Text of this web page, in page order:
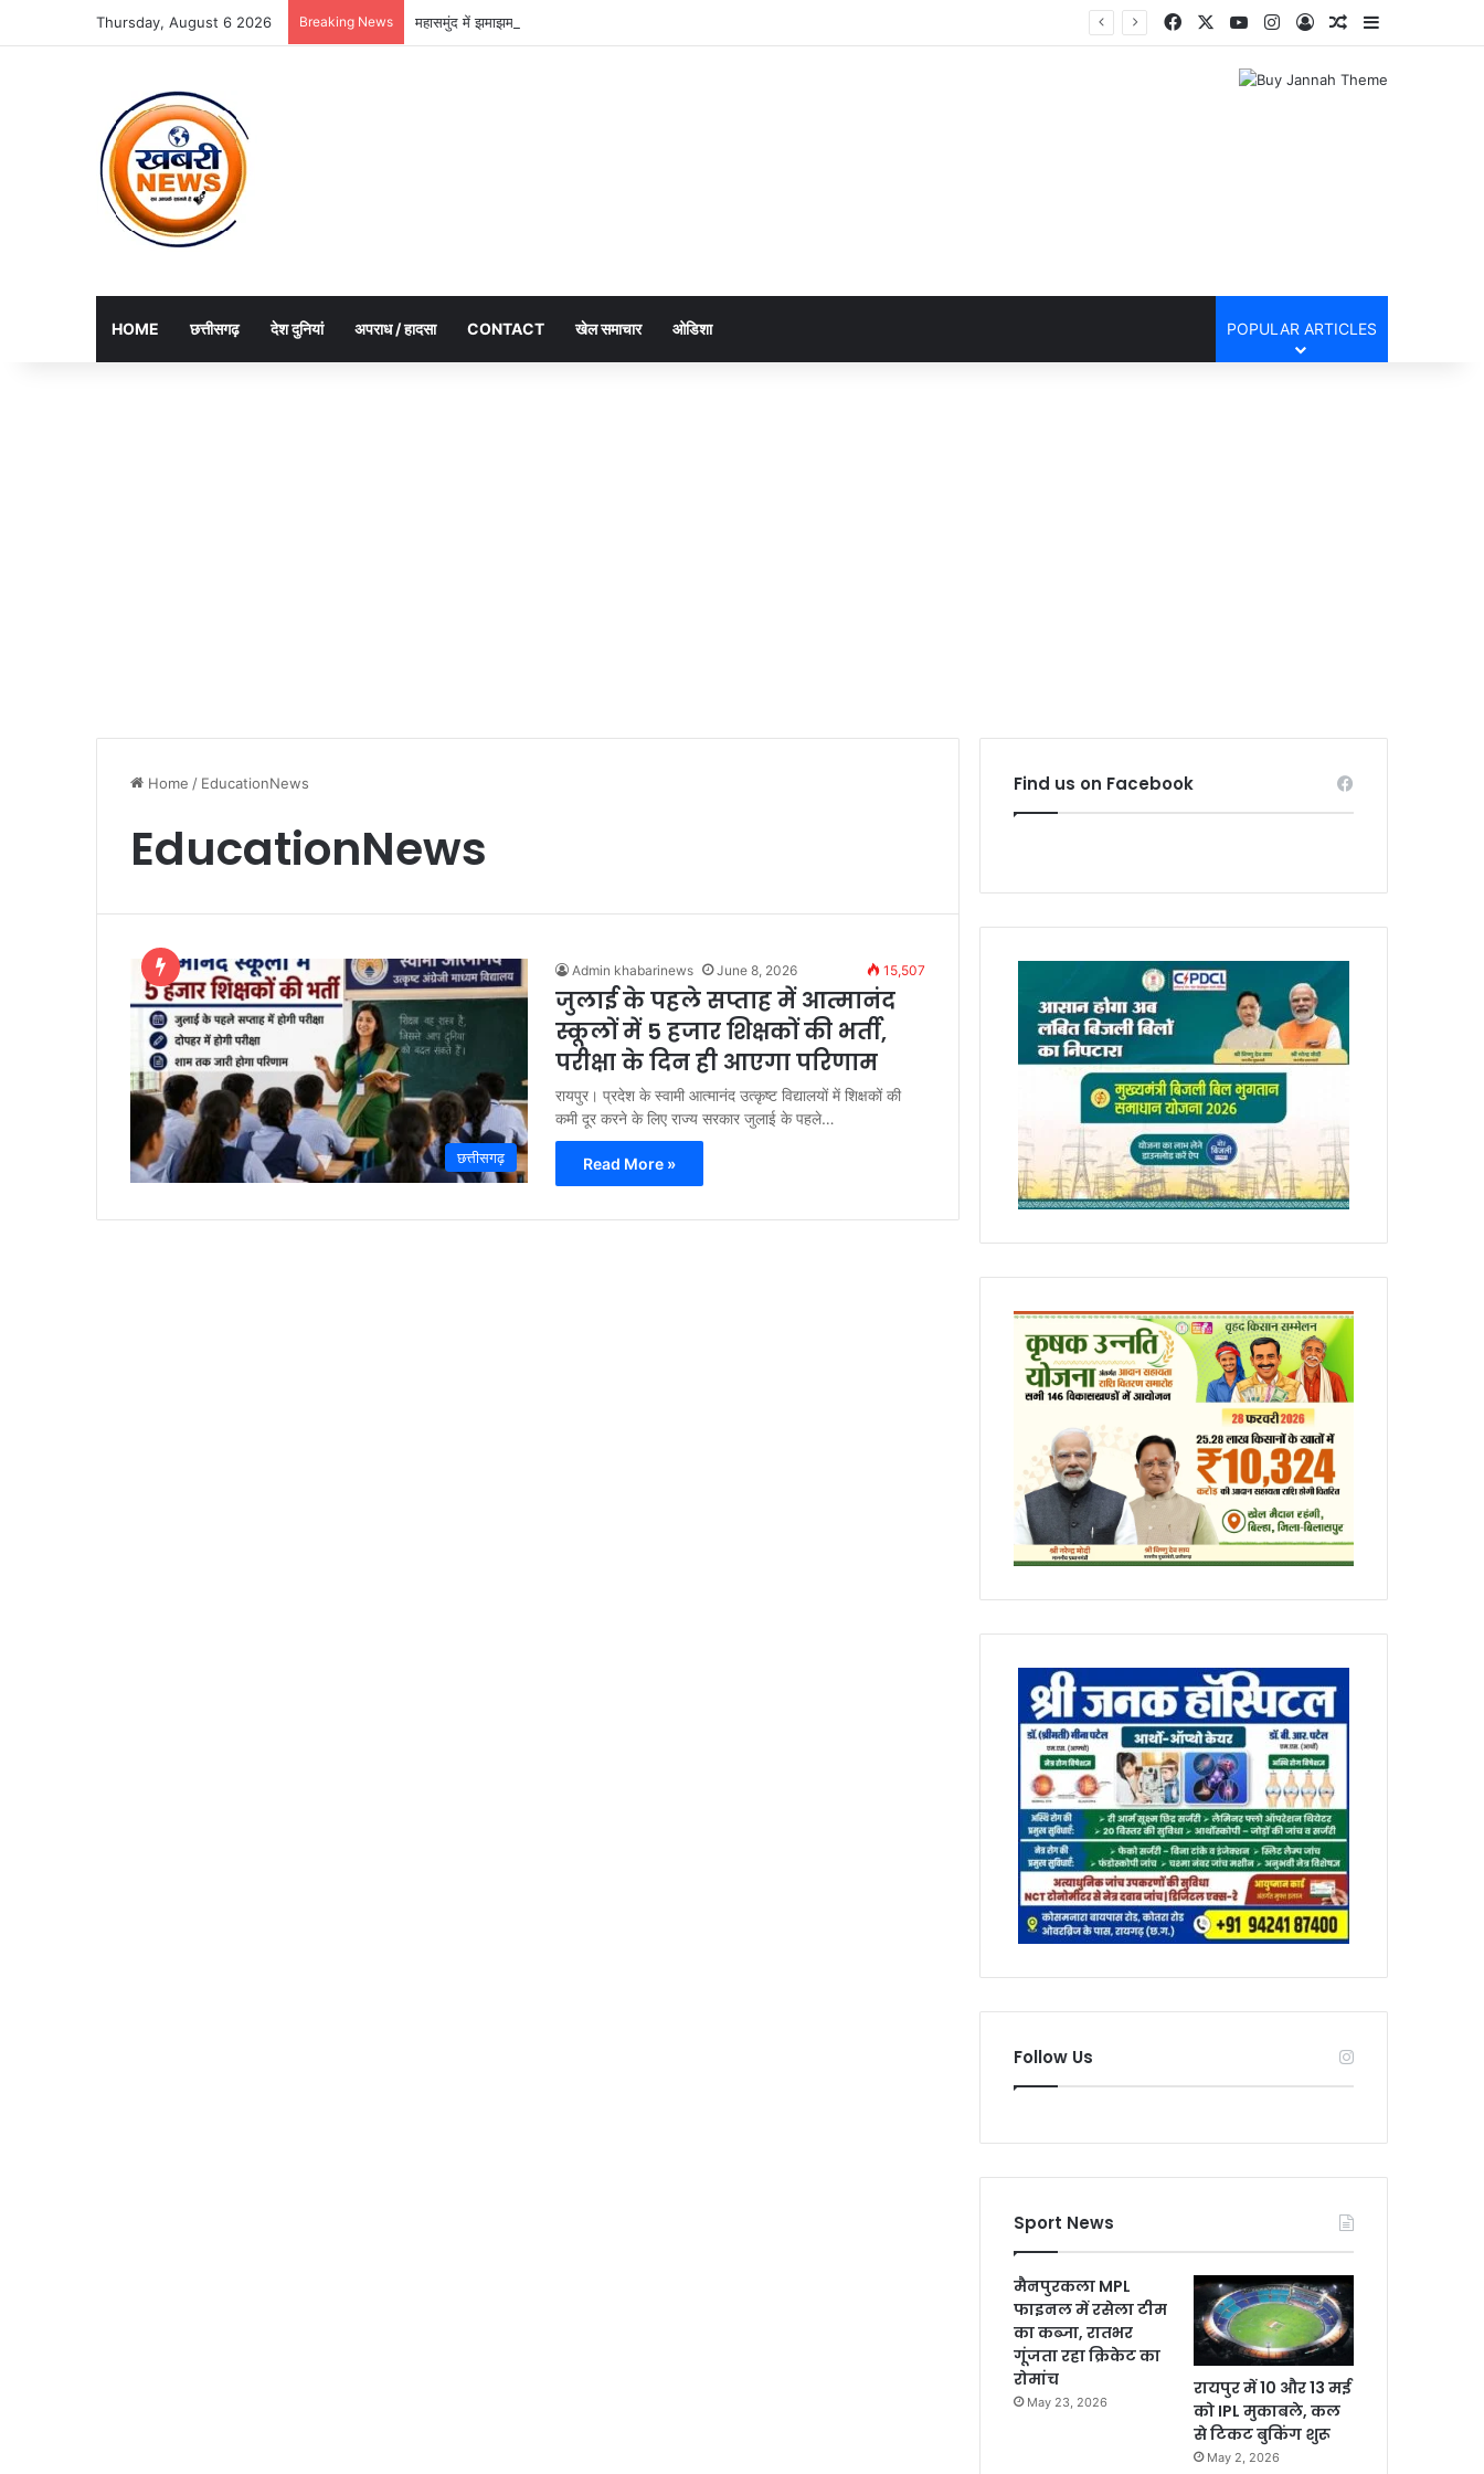
Thursday, August 6 2026 Breaking News महासमुंद में झमाझम बारिश, सामान्य से 47.5% अधिक वर्षा दर्ज Facebook YouTubeInstagram
Log InRandom Article
HOME छत्तीसगढ़ देश दुनियां अपराध / हादसा CONTACT खेल समाचार ओडिशा POPULAR ARTICLES
Home / EducationNews
EducationNews
छत्तीसगढ़
Admin khabarinews June 8, 2026 15,507
जुलाई के पहले सप्ताह में आत्मानंद
स्कूलों में 5 हजार शिक्षकों की भर्ती,
परीक्षा के दिन ही आएगा परिणाम
रायपुर। प्रदेश के स्वामी आत्मानंद उत्कृष्ट विद्यालयों में शिक्षकों की
कमी दूर करने के लिए राज्य सरकार जुलाई के पहले…
Read More »
Find us on Facebook
Follow Us
Sport News
मैनपुरकला MPL
फाइनल में रसेला टीम
का कब्जा, रातभर
गूंजता रहा क्रिकेट का
रोमांच
May 23, 2026
रायपुर में 10 और 13 मई
को IPL मुकाबले, कल
से टिकट बुकिंग शुरू
May 2, 2026